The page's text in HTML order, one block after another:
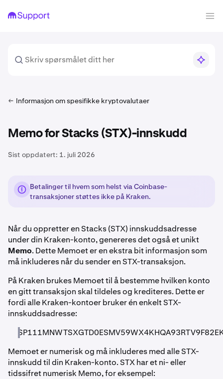
Informasjon om spesifikke kryptovalutaer
Memo for Stacks (STX)-innskudd
Sist oppdatert: 1. juli 2026
Betalinger til hvem som helst via Coinbase-
transaksjoner støttes ikke på Kraken.
Når du oppretter en Stacks (STX) innskuddsadresse
under din Kraken-konto, genereres det også et unikt
Memo. Dette Memoet er en ekstra bit informasjon som
må inkluderes når du sender en STX-transaksjon.
På Kraken brukes Memoet til å bestemme hvilken konto
en gitt transaksjon skal tildeles og krediteres. Dette er
fordi alle Kraken-kontoer bruker én enkelt STX-
innskuddsadresse:
Memoet er numerisk og må inkluderes med alle STX-
innskudd til din Kraken-konto. STX har et ni- eller
tidssifret numerisk Memo, for eksempel: